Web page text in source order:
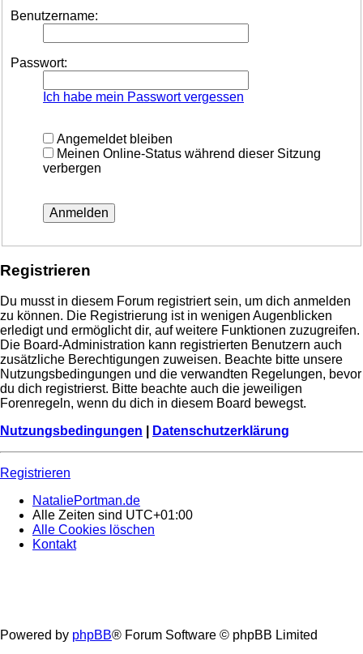
Benutzername:
Passwort:
Ich habe mein Passwort vergessen
Angemeldet bleiben
Meinen Online-Status während dieser Sitzung
verbergen
Registrieren
Du musst in diesem Forum registriert sein, um dich anmelden
zu können. Die Registrierung ist in wenigen Augenblicken
erledigt und ermöglicht dir, auf weitere Funktionen zuzugreifen.
Die Board-Administration kann registrierten Benutzern auch
zusätzliche Berechtigungen zuweisen. Beachte bitte unsere
Nutzungsbedingungen und die verwandten Regelungen, bevor
du dich registrierst. Bitte beachte auch die jeweiligen
Forenregeln, wenn du dich in diesem Board bewegst.
Nutzungsbedingungen
Datenschutzerklärung
Registrieren
NataliePortman.de
Alle Zeiten sind UTC+01:00
Alle Cookies löschen
Kontakt
Powered by phpBB® Forum Software © phpBB Limited